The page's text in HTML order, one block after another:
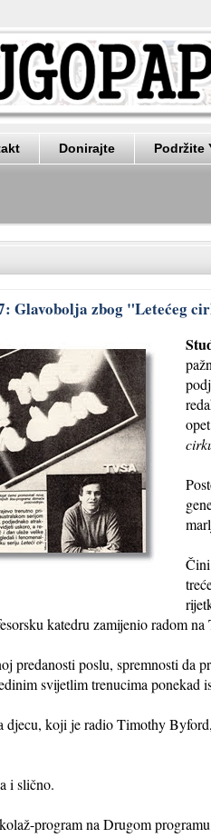
Donirajte Podržite
Glavobolja zbog "Letećeg
katedru zamijenio radom
predanosti poslu, spremnosti da
svijetlim trenucima ponekad
djecu, koji je radio Timothy
i slično.
program na Drugom